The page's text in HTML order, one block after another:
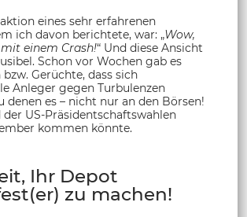
eines sehr erfahrenen
ich davon berichtete, war: „Wow,
einem Crash!“ Und diese Ansicht
Schon vor Wochen gab es
Gerüchte, dass sich
Anleger gegen Turbulenzen
denen es – nicht nur an den Börsen!
US-Präsidentschaftswahlen
kommen könnte.
Ihr Depot
zu machen!